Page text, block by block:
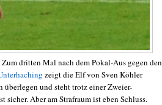
dritten Mal nach dem Pokal-Aus gegen den
zeigt die Elf von Sven Köhler
und steht trotz einer Zweier-
Aber am Strafraum ist eben Schluss.